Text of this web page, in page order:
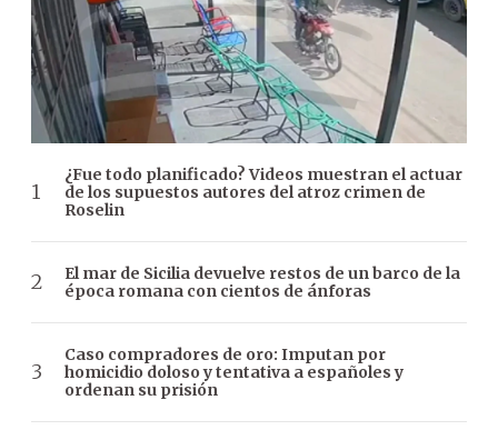
¿Fue todo planificado? Videos muestran el actuar
de los supuestos autores del atroz crimen de
Roselin
El mar de Sicilia devuelve restos de un barco de la
época romana con cientos de ánforas
Caso compradores de oro: Imputan por
homicidio doloso y tentativa a españoles y
ordenan su prisión